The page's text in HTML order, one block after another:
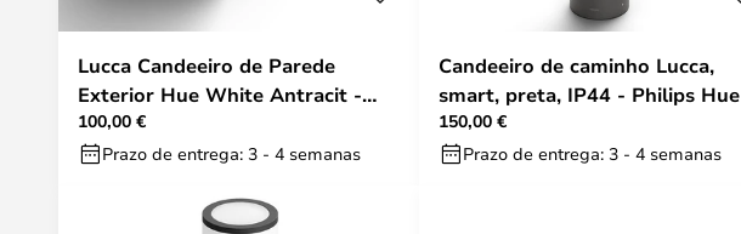
Lucca Candeeiro de Parede
Exterior Hue White Antracit -
Philips Hue
100,00 €
Prazo de entrega: 3 - 4 semanas
Candeeiro de caminho Lucca,
smart, preta, IP44 - Philips Hue
150,00 €
Prazo de entrega: 3 - 4 semanas